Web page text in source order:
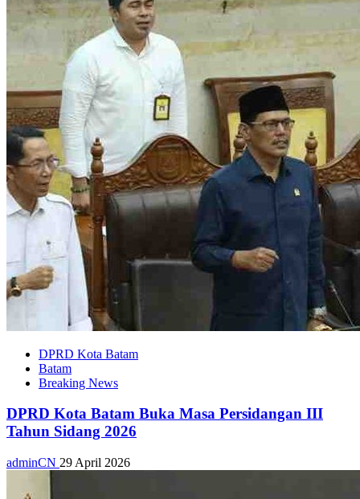
DPRD Kota Batam
Batam
Breaking News
DPRD Kota Batam Buka Masa Persidangan III
Tahun Sidang 2026
adminCN 29 April 2026